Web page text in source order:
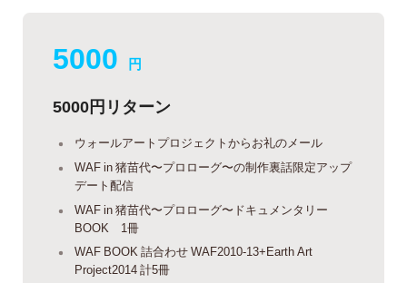
5000 円
5000円リターン
ウォールアートプロジェクトからお礼のメール
WAF in 猪苗代〜プロローグ〜の制作裏話限定アップ
デート配信
WAF in 猪苗代〜プロローグ〜ドキュメンタリー
BOOK 1冊
WAF BOOK 詰合わせ WAF2010-13+Earth Art
Project2014 計5冊